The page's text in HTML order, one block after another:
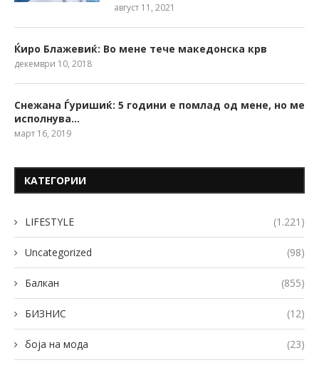
август 11, 2021
Ќиро Блажевиќ: Во мене тече македонска крв
декември 10, 2018
Снежана Ѓуришиќ: 5 години е помлад од мене, но ме
исполнува…
март 16, 2019
КАТЕГОРИИ
LIFESTYLE (1.221)
Uncategorized (98)
Балкан (855)
БИЗНИС (12)
боја на мода (23)